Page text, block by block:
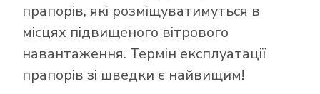
прапорів, які розміщуватимуться в
місцях підвищеного вітрового
навантаження. Термін експлуатації
прапорів зі шведки є найвищим!